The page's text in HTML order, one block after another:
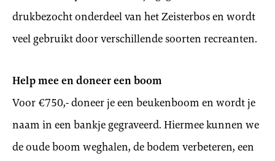
drukbezocht onderdeel van het Zeisterbos en wordt
veel gebruikt door verschillende soorten recreanten.
Help mee en doneer een boom
Voor €750,- doneer je een beukenboom en wordt je
naam in een bankje gegraveerd. Hiermee kunnen we
de oude boom weghalen, de bodem verbeteren, een